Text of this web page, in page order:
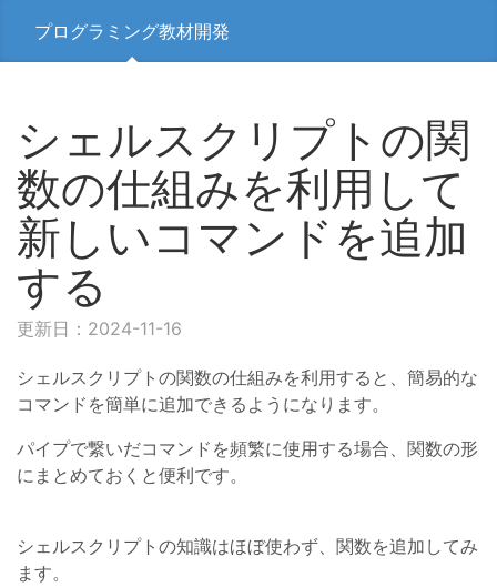
プログラミング教材開発
シェルスクリプトの関
数の仕組みを利用して
新しいコマンドを追加
する
更新日：2024-11-16
シェルスクリプトの関数の仕組みを利用すると、簡易的な
コマンドを簡単に追加できるようになります。
パイプで繋いだコマンドを頻繁に使用する場合、関数の形
にまとめておくと便利です。
シェルスクリプトの知識はほぼ使わず、関数を追加してみ
ます。